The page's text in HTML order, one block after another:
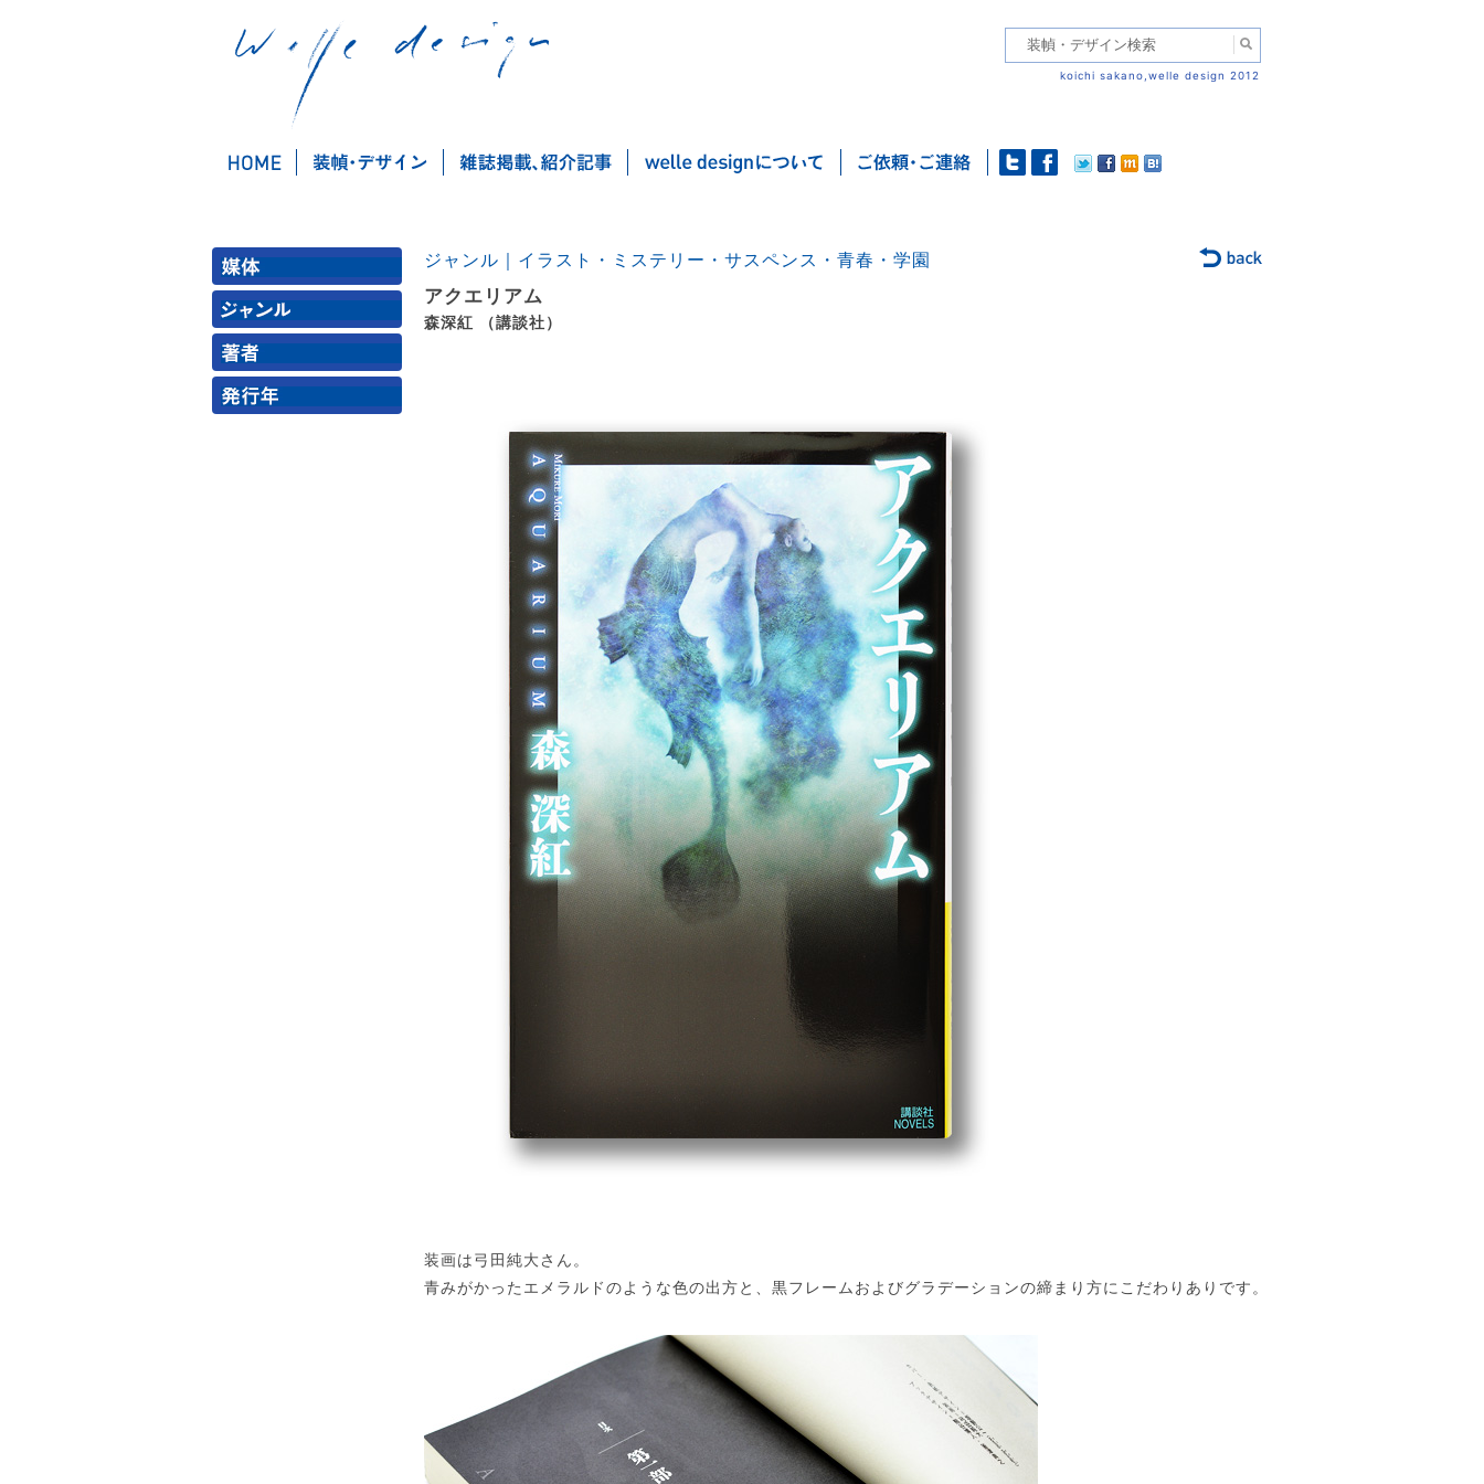
koichi sakano,welle design 2012
ジャンル｜イラスト・ミステリー・サスペンス・青春・学園
アクエリアム
森深紅 （講談社）
装画は弓田純大さん。
青みがかったエメラルドのような色の出方と、黒フレームおよびグラデーションの締まり方にこだわりありです。